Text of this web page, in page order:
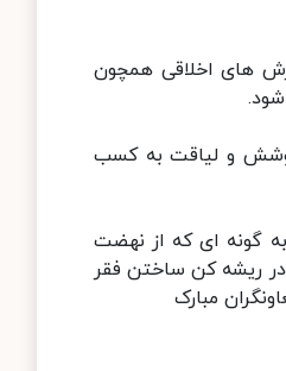
های اخلاقی همچون
کوشش و لیاقت به کسب
به گونه ای که از نهضت
در ریشه کن ساختن فقر
مبارک